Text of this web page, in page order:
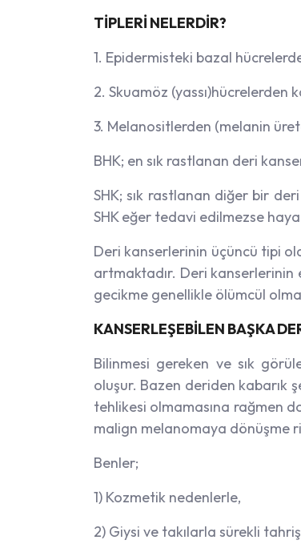
TİPLERİ NELERDİR?
1. Epidermisteki bazal
2. Skuamöz (yassı)hücrelerden
3. Melanositlerden (melanin
BHK; en sık rastlanan deri
SHK; sık rastlanan diğer bir
SHK eğer tedavi edilmezse
Deri kanserlerinin üçüncü tipi
artmaktadır. Deri kanserlerinin
gecikme genellikle ölümcül
KANSERLEŞEBİLEN BAŞKA
Bilinmesi gereken ve sık
oluşur. Bazen deriden kabarık
tehlikesi olmamasına rağmen
malign melanomaya dönüşme
Benler;
1) Kozmetik nedenlerle,
2) Giysi ve takılarla sürekli